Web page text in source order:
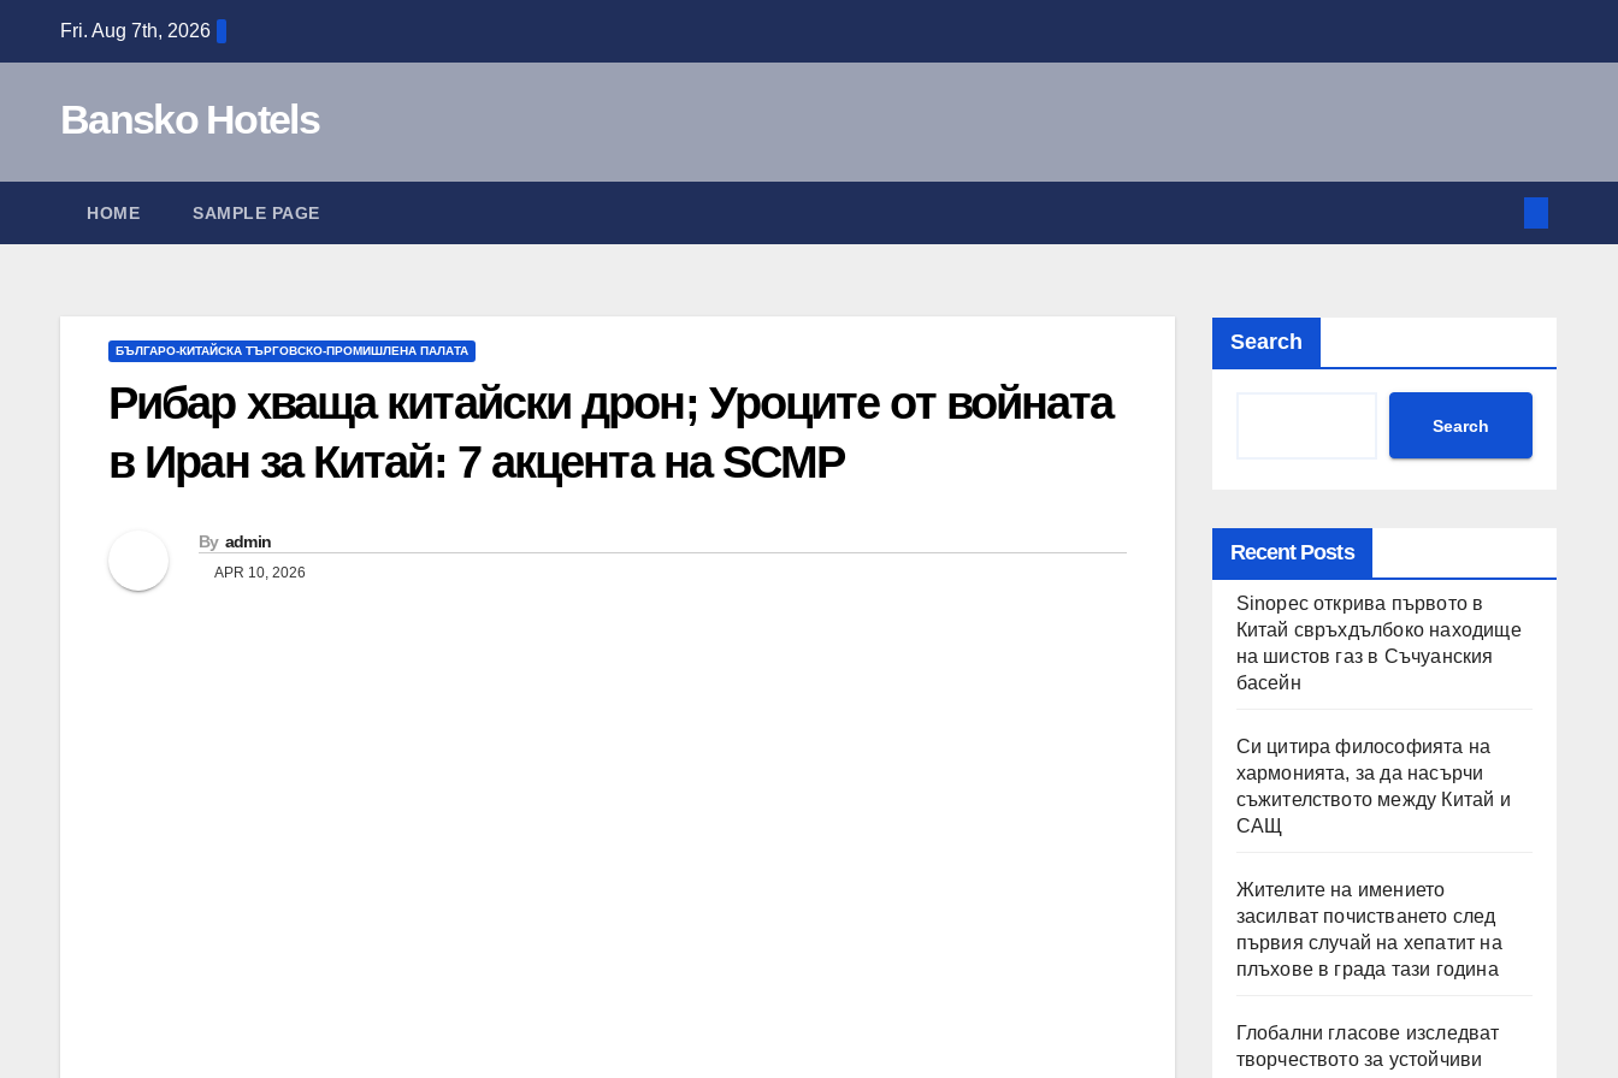
Fri. Aug 7th, 2026
Bansko Hotels
HOME SAMPLE PAGE
БЪЛГАРО-КИТАЙСКА ТЪРГОВСКО-ПРОМИШЛЕНА ПАЛAТА
Рибар хваща китайски дрон; Уроците от
войната в Иран за Китай: 7 акцента на SCMP
By admin
APR 10, 2026
Search
Search
Recent Posts
Sinopec открива първото в
Китай свръхдълбоко
находище на шистов газ в
Съчуанския басейн
Си цитира философията на
хармонията, за да насърчи
съжителството между Китай
и САЩ
Жителите на имението
засилват почистването след
първия случай на хепатит на
плъхове в града тази година
Глобални гласове изследват
творчеството за устойчиви